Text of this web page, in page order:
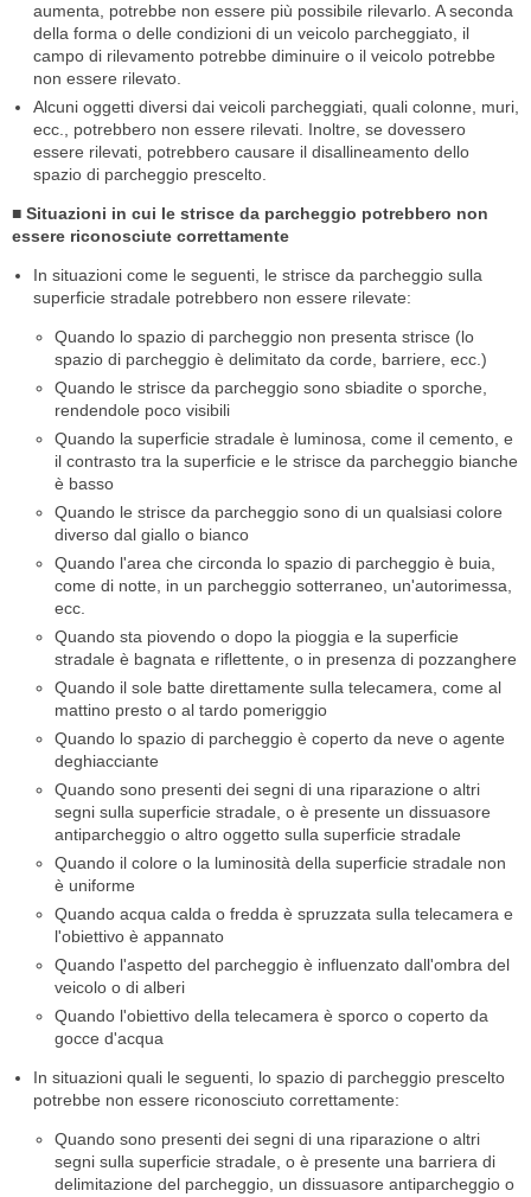
aumenta, potrebbe non essere più possibile rilevarlo. A seconda
della forma o delle condizioni di un veicolo parcheggiato, il
campo di rilevamento potrebbe diminuire o il veicolo potrebbe
non essere rilevato.
Alcuni oggetti diversi dai veicoli parcheggiati, quali colonne, muri,
ecc., potrebbero non essere rilevati. Inoltre, se dovessero
essere rilevati, potrebbero causare il disallineamento dello
spazio di parcheggio prescelto.
■ Situazioni in cui le strisce da parcheggio potrebbero non
essere riconosciute correttamente
In situazioni come le seguenti, le strisce da parcheggio sulla
superficie stradale potrebbero non essere rilevate:
Quando lo spazio di parcheggio non presenta strisce (lo
spazio di parcheggio è delimitato da corde, barriere, ecc.)
Quando le strisce da parcheggio sono sbiadite o sporche,
rendendole poco visibili
Quando la superficie stradale è luminosa, come il cemento, e
il contrasto tra la superficie e le strisce da parcheggio bianche
è basso
Quando le strisce da parcheggio sono di un qualsiasi colore
diverso dal giallo o bianco
Quando l'area che circonda lo spazio di parcheggio è buia,
come di notte, in un parcheggio sotterraneo, un'autorimessa,
ecc.
Quando sta piovendo o dopo la pioggia e la superficie
stradale è bagnata e riflettente, o in presenza di pozzanghere
Quando il sole batte direttamente sulla telecamera, come al
mattino presto o al tardo pomeriggio
Quando lo spazio di parcheggio è coperto da neve o agente
deghiacciante
Quando sono presenti dei segni di una riparazione o altri
segni sulla superficie stradale, o è presente un dissuasore
antiparcheggio o altro oggetto sulla superficie stradale
Quando il colore o la luminosità della superficie stradale non
è uniforme
Quando acqua calda o fredda è spruzzata sulla telecamera e
l'obiettivo è appannato
Quando l'aspetto del parcheggio è influenzato dall'ombra del
veicolo o di alberi
Quando l'obiettivo della telecamera è sporco o coperto da
gocce d'acqua
In situazioni quali le seguenti, lo spazio di parcheggio prescelto
potrebbe non essere riconosciuto correttamente:
Quando sono presenti dei segni di una riparazione o altri
segni sulla superficie stradale, o è presente una barriera di
delimitazione del parcheggio, un dissuasore antiparcheggio o